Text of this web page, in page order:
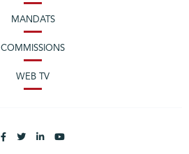
MANDATS
COMMISSIONS
WEB TV